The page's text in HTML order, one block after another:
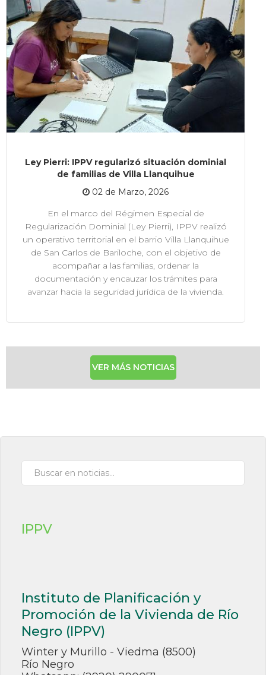
Ley Pierri: IPPV regularizó situación dominial
de familias de Villa Llanquihue
02 de Marzo, 2026
En el marco del Régimen Especial de
Regularización Dominial (Ley Pierri), IPPV realizó
un operativo territorial en el barrio Villa Llanquihue
de San Carlos de Bariloche, con el objetivo de
acompañar a las familias, ordenar la
documentación y encauzar los trámites para
avanzar hacia la seguridad jurídica de la vivienda.
VER MÁS NOTICIAS
IPPV
Instituto de Planificación y
Promoción de la Vivienda de Río
Negro (IPPV)
Winter y Murillo - Viedma (8500)
Río Negro